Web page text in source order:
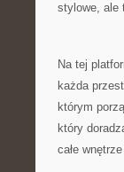
stylowe, ale
Na tej
każda
którym
który
całe